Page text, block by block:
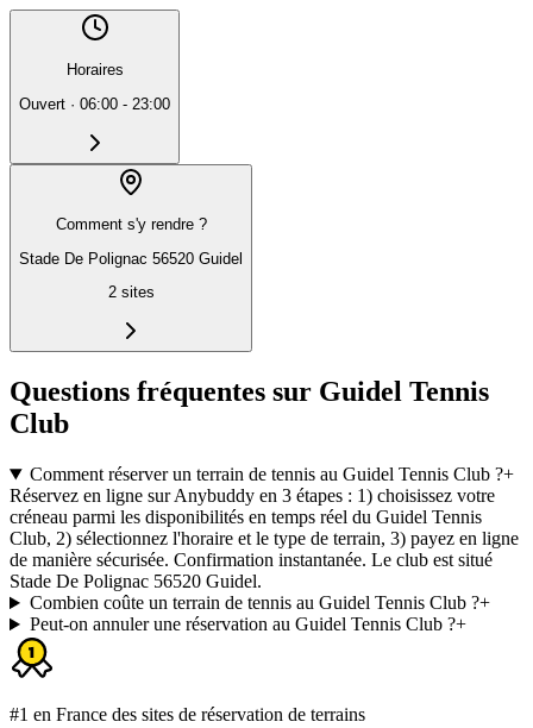
Horaires
Ouvert · 06:00 - 23:00
Comment s'y rendre ?
Stade De Polignac 56520 Guidel
2sites
Questions fréquentes sur Guidel Tennis
Club
Comment réserver un terrain de tennis au Guidel Tennis Club ?+
Réservez en ligne sur Anybuddy en 3 étapes : 1) choisissez votre
créneau parmi les disponibilités en temps réel du Guidel Tennis
Club, 2) sélectionnez l'horaire et le type de terrain, 3) payez en ligne
de manière sécurisée. Confirmation instantanée. Le club est situé
Stade De Polignac 56520 Guidel.
Combien coûte un terrain de tennis au Guidel Tennis Club ?+
Peut-on annuler une réservation au Guidel Tennis Club ?+
#1 en France des sites de réservation de terrains